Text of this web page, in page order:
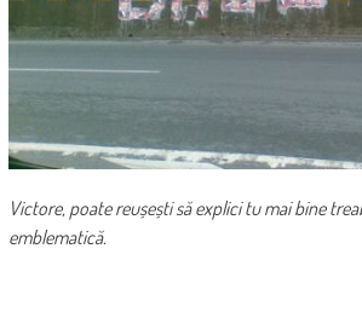
Victore, poate reușești să explici tu mai bine
emblematică.